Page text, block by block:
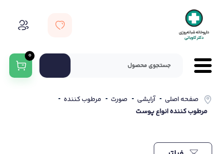
0
صفحه اصلی آرایشی صورت
مرطوب کننده
مرطوب کننده انواع پوست